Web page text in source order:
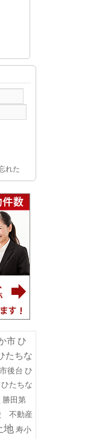
れた
市ひ
たちな
後台 ひ
ひたちな
勝田第
不動産
地 寿小